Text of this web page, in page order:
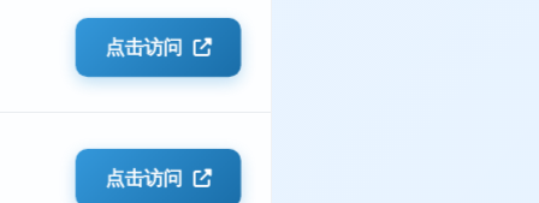
点击访问
点击访问